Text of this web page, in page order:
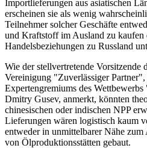
Importlieferungen aus asiatischen
erscheinen sie als wenig
Teilnehmer solcher Geschäfte
und Kraftstoff im Ausland zu kaufen
Handelsbeziehungen zu Russland
Wie der stellvertretende Vorsitzende
Vereinigung "Zuverlässiger
Expertengremiums des
Dmitry Gusev, anmerkt, könnten
chinesischen oder indischen NPP
Lieferungen wären logistisch kaum
entweder in unmittelbarer Nähe
von Ölproduktionsstätten gebaut.